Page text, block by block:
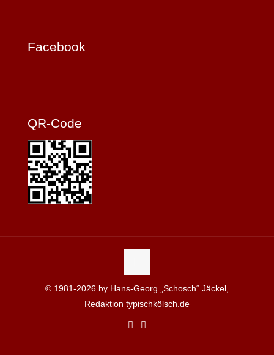
Facebook
QR-Code
© 1981-2026 by Hans-Georg „Schosch“ Jäckel,
Redaktion typischkölsch.de